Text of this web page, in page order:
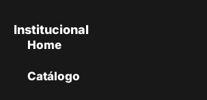
Institucional
Home
Catálogo